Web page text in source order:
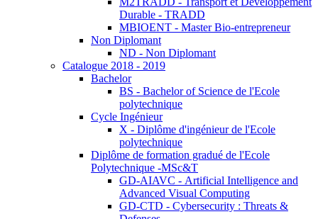
Durable - TRADD
MBIOENT - Master Bio-entrepreneur
Non Diplomant
ND - Non Diplomant
Catalogue 2018 - 2019
Bachelor
BS - Bachelor of Science de l'Ecole
polytechnique
Cycle Ingénieur
X - Diplôme d'ingénieur de l'Ecole
polytechnique
Diplôme de formation gradué de l'Ecole
Polytechnique -MSc&T
GD-AIAVC - Artificial Intelligence and
Advanced Visual Computing
GD-CTD - Cybersecurity : Threats &